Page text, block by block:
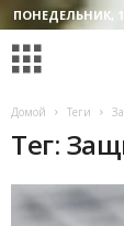
ПОНЕДЕЛЬНИК,
Домой Теги
Тег: